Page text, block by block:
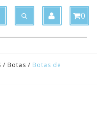
0
/ Botas / Botas de
cart x
cart x